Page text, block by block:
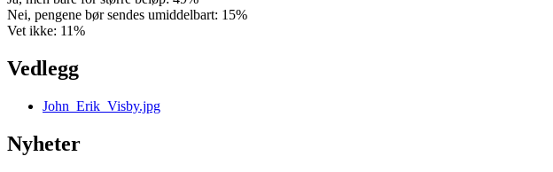
Nei, pengene bør sendes umiddelbart: 15%
Vet ikke: 11%
Vedlegg
John_Erik_Visby.jpg
Nyheter